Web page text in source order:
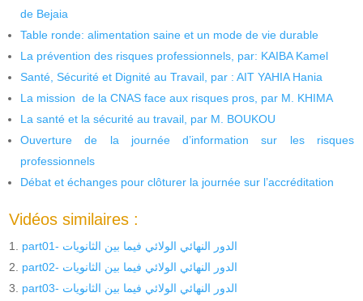
de Bejaia
Table ronde: alimentation saine et un mode de vie durable
La prévention des risques professionnels, par: KAIBA Kamel
Santé, Sécurité et Dignité au Travail, par : AIT YAHIA Hania
La mission de la CNAS face aux risques pros, par M. KHIMA
La santé et la sécurité au travail, par M. BOUKOU
Ouverture de la journée d’information sur les risques
professionnels
Débat et échanges pour clôturer la journée sur l’accréditation
Vidéos similaires :
part01- الدور النهائي الولائي فيما بين الثانويات
part02- الدور النهائي الولائي فيما بين الثانويات
part03- الدور النهائي الولائي فيما بين الثانويات